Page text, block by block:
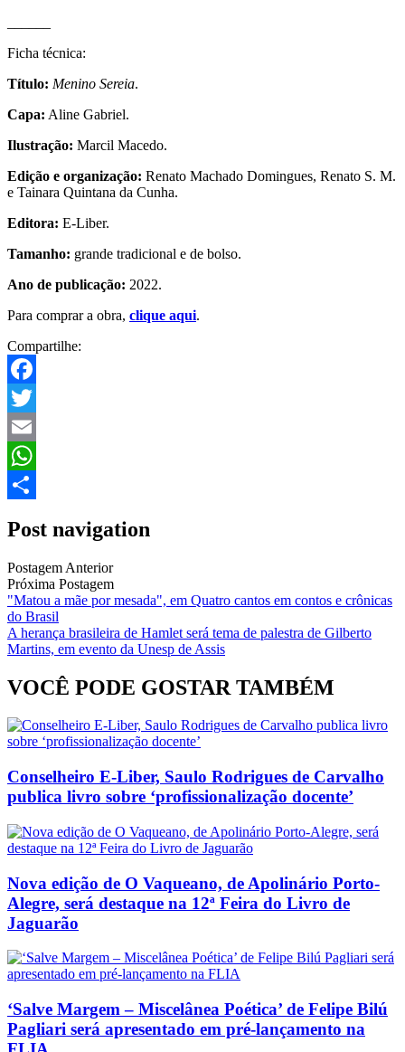
Ficha técnica:
Título: Menino Sereia.
Capa: Aline Gabriel.
Ilustração: Marcil Macedo.
Edição e organização: Renato Machado Domingues, Renato S. M.
e Tainara Quintana da Cunha.
Editora: E-Liber.
Tamanho: grande tradicional e de bolso.
Ano de publicação: 2022.
Para comprar a obra, clique aqui.
Compartilhe:
Facebook
Twitter
Email
WhatsApp
Post navigation
Postagem Anterior
Próxima Postagem
"Matou a mãe por mesada", em Quatro cantos em contos e crônicas
do Brasil
A herança brasileira de Hamlet será tema de palestra de Gilberto
Martins, em evento da Unesp de Assis
VOCÊ PODE GOSTAR TAMBÉM
Conselheiro E-Liber, Saulo Rodrigues de Carvalho
publica livro sobre ‘profissionalização docente’
Nova edição de O Vaqueano, de Apolinário Porto-
Alegre, será destaque na 12ª Feira do Livro de
Jaguarão
‘Salve Margem – Miscelânea Poética’ de Felipe Bilú
Pagliari será apresentado em pré-lançamento na